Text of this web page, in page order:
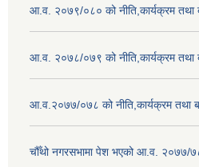
आ.व. २०७९/०८० को नीति,कार्यक्रम
आ.व. २०७८/०७९ को नीति,कार्यक्रम
आ.व.२०७७/०७८ को नीति,कार्यक्रम तथा
चौँथो नगरसभामा पेश भएको आ.व. २०७७/